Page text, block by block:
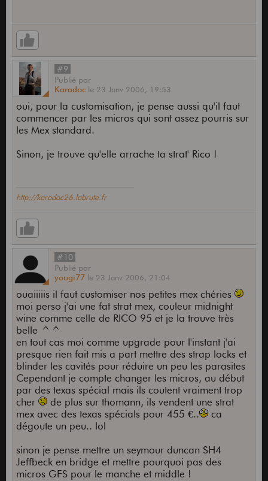
#9
Publié par
Karadoc le 23 Janv 2006, 19:53
oui, pour la customisation, je pense aussi qu'il faut
commencer par les micros qui sont assez pourris sur
les Mex standard.
Sinon, je trouve qu'elle arrache ta strat' Rico !
http://karadoc26.labrute.fr
#10
Publié par
yougi77 le 23 Janv 2006, 21:04
ouaiiiiis il faut customiser nos petites mex chéries
moi perso j'ai une fat strat mex, couleur midnight
wine comme celle de RICO 95 et je la trouve très
belle ^^
en tout cas moi comme upgrade pour l'instant j'ai
presque rien fait mis a part mettre des strap locks et
blinder les cavités pour réduire un peu les parasites
Cependant je compte changer les micros, au début
par des texas spécial mais ils coutent vraiment trop
cher
de plus sur thomann, ils vendent une strat
mex avec des texas spécials pour 455 €..
ca
dégoute un peu.. lol
sinon je pense mettre un seymour duncan SH4
Jeffbeck en bridge et mettre pourquoi pas des
micros GFS pour le manche et middle !